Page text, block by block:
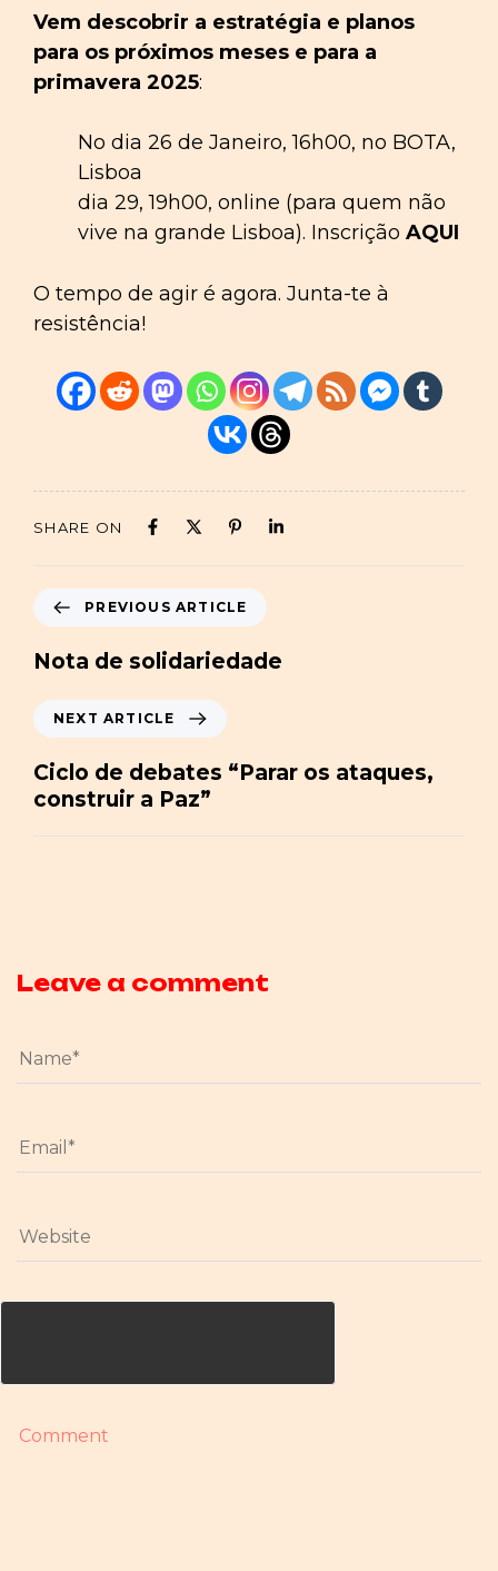
Vem descobrir a estratégia e planos
para os próximos meses e para a
primavera 2025:
No dia 26 de Janeiro, 16h00, no BOTA,
Lisboa
dia 29, 19h00, online (para quem não
vive na grande Lisboa). Inscrição AQUI
O tempo de agir é agora. Junta-te à
resistência!
SHARE ON
PREVIOUS ARTICLE
Nota de solidariedade
NEXT ARTICLE
Ciclo de debates “Parar os ataques,
construir a Paz”
Leave a comment